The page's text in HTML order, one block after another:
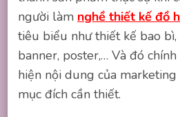
người làm nghề thiết kế đồ
tiêu biểu như thiết kế bao bì,
banner, poster,… Và đó
hiện nội dung của
mục đích cần thiết.